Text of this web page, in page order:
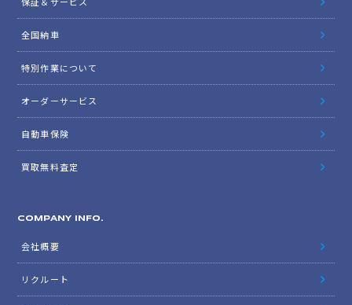
全国納車
特別作業について
オーダーサービス
自動車保険
買取無料査定
COMPANY INFO.
会社概要
リクルート